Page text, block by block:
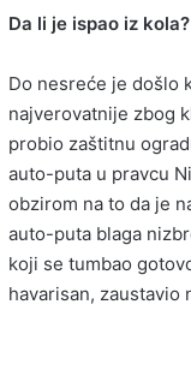
Da li je ispao iz kola?
Do nesreće je došlo
najverovatnije zbog
probio zaštitnu
auto-puta u pravcu
obzirom na to da je
auto-puta blaga
koji se tumbao
havarisan, zaustavio